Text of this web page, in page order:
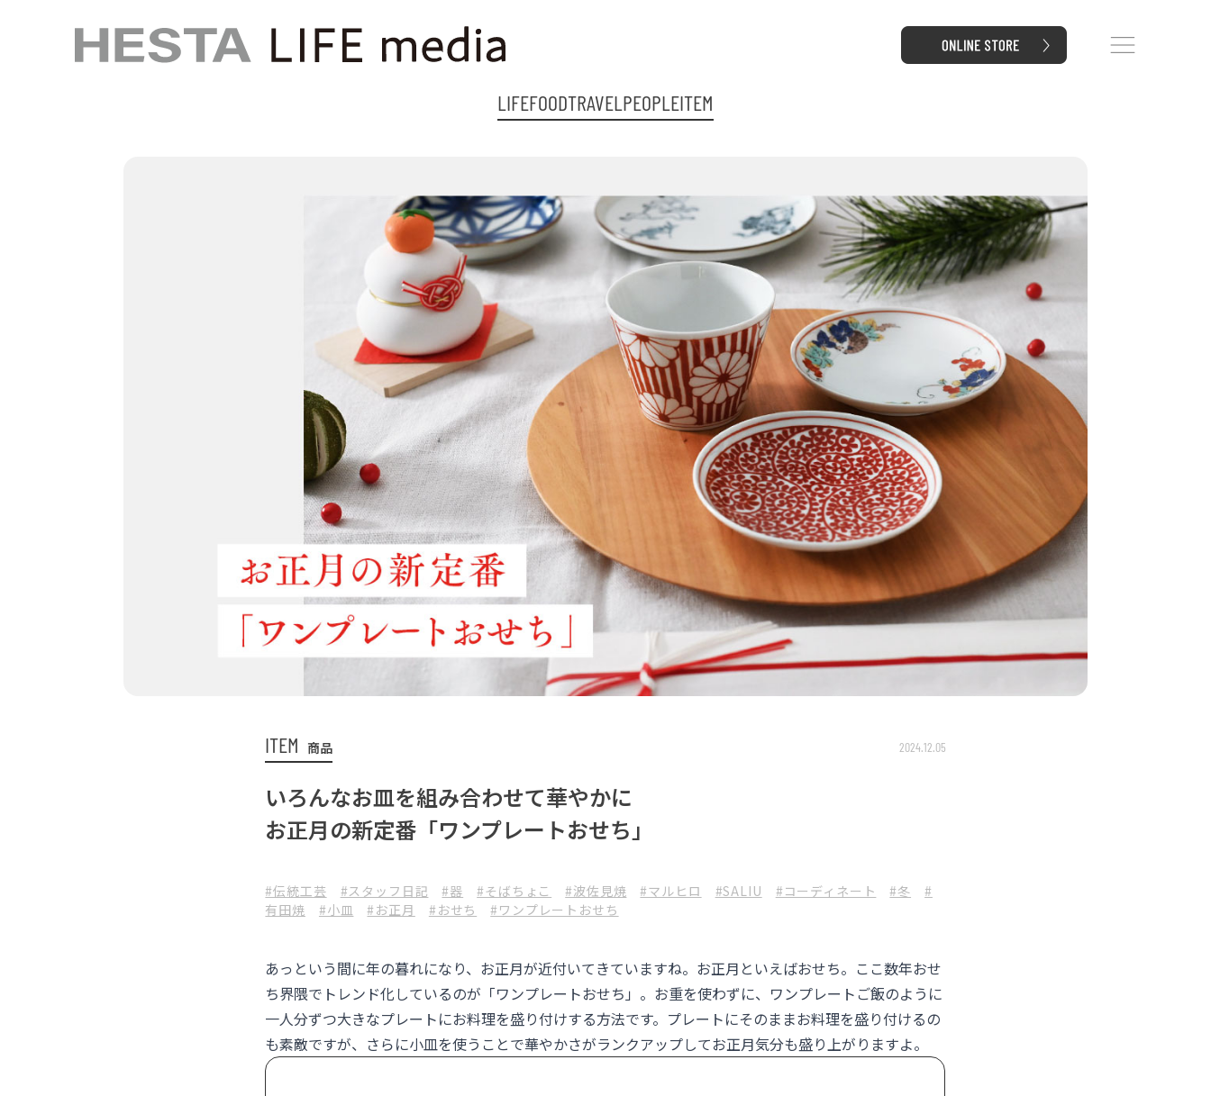
LIFEFOODTRAVELPEOPLEITEM
ITEM 商品 2024.12.05
いろんなお皿を組み合わせて華やかに
お正月の新定番「ワンプレートおせち」
#伝統工芸 #スタッフ日記 #器 #そばちょこ #波佐見焼 #マルヒロ #SALIU #コーディネート #冬
#
有田焼
#小皿 #お正月 #おせち #ワンプレートおせち
あっという間に年の暮れになり、お正月が近付いてきていますね。お正月といえばおせち。ここ数年おせ
ち界隈でトレンド化しているのが「ワンプレートおせち」。お重を使わずに、ワンプレートご飯のように
一人分ずつ大きなプレートにお料理を盛り付けする方法です。プレートにそのままお料理を盛り付けるの
も素敵ですが、さらに小皿を使うことで華やかさがランクアップしてお正月気分も盛り上がりますよ。